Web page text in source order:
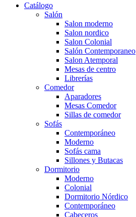
Catálogo
Salón
Salon moderno
Salon nordico
Salon Colonial
Salón Contemporaneo
Salon Atemporal
Mesas de centro
Librerías
Comedor
Aparadores
Mesas Comedor
Sillas de comedor
Sofás
Contemporáneo
Moderno
Sofás cama
Sillones y Butacas
Dormitorio
Moderno
Colonial
Dormitorio Nórdico
Contemporáneo
Cabeceros